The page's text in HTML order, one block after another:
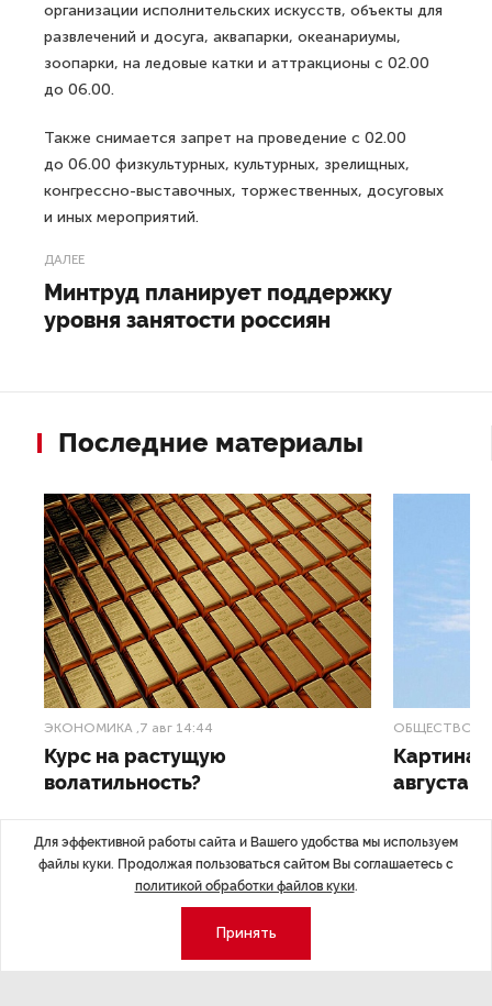
организации исполнительских искусств, объекты для
развлечений и досуга, аквапарки, океанариумы,
зоопарки, на ледовые катки и аттракционы с 02.00
до 06.00.
Также снимается запрет на проведение с 02.00
до 06.00 физкультурных, культурных, зрелищных,
конгрессно-выставочных, торжественных, досуговых
и иных мероприятий.
ДАЛЕЕ
Минтруд планирует поддержку
уровня занятости россиян
Последние материалы
ЭКОНОМИКА ,7 авг 14:44
Курс на растущую
волатильность?
золота в резервы.
ОБЩЕСТВО
Картина
августа
и мире,
августа — от
Для эффективной работы сайта и Вашего удобства мы используем
файлы куки. Продолжая пользоваться сайтом Вы соглашаетесь с
политикой обработки файлов куки.
Принять